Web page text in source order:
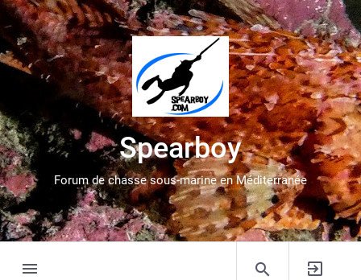
Spearboy
Forum de chasse sous-marine en Méditerranée